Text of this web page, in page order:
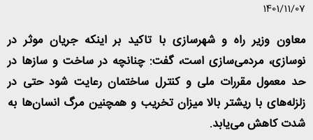
1401/11/07
معاون وزیر راه و شهرسازی با تاکید بر اینکه جریان موثر در
نوسازی، مردمی‌سازی است، گفت: چنانچه در ساخت و سازها در
حد معمول مقررات ملی و کنترل ساختمان رعایت شود حتی در
زلزله‌های با ریشتر بالا میزان تخریب و همچنین مرگ انسان‌ها به
شدت کاهش می‌یابد.